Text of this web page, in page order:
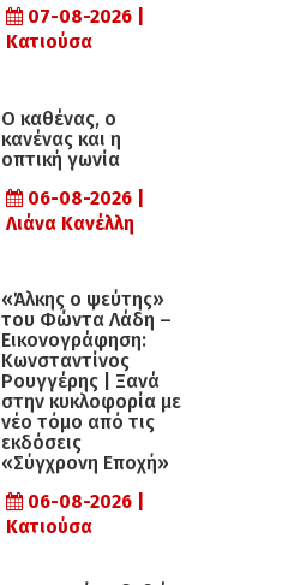
07-08-2026 |
Κατιούσα
Ο καθένας, ο
κανένας και η
οπτική γωνία
06-08-2026 |
Λιάνα Κανέλλη
«Άλκης ο ψεύτης»
του Φώντα Λάδη –
Εικονογράφηση:
Κωνσταντίνος
Ρουγγέρης | Ξανά
στην κυκλοφορία με
νέο τόμο από τις
εκδόσεις
«Σύγχρονη Εποχή»
06-08-2026 |
Κατιούσα